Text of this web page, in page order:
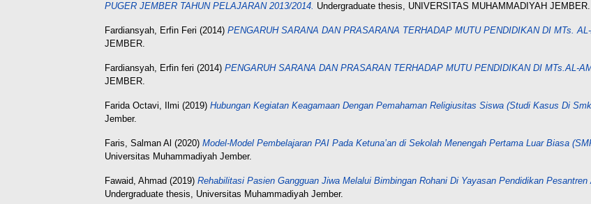
PUGER JEMBER TAHUN PELAJARAN 2013/2014. Undergraduate thesis, UNIVERSITAS MUHAMMADIYAH JEMBER.
Fardiansyah, Erfin Feri (2014) PENGARUH SARANA DAN PRASARANA TERHADAP MUTU PENDIDIKAN DI MTs.
JEMBER.
Fardiansyah, Erfin feri (2014) PENGARUH SARANA DAN PRASARAN TERHADAP MUTU PENDIDIKAN DI MTs.AL-
JEMBER.
Farida Octavi, Ilmi (2019) Hubungan Kegiatan Keagamaan Dengan Pemahaman Religiusitas Siswa (Studi Kasus Di
Jember.
Faris, Salman Al (2020) Model-Model Pembelajaran PAI Pada Ketuna’an di Sekolah Menengah Pertama Luar Biasa
Universitas Muhammadiyah Jember.
Fawaid, Ahmad (2019) Rehabilitasi Pasien Gangguan Jiwa Melalui Bimbingan Rohani Di Yayasan Pendidikan
Undergraduate thesis, Universitas Muhammadiyah Jember.